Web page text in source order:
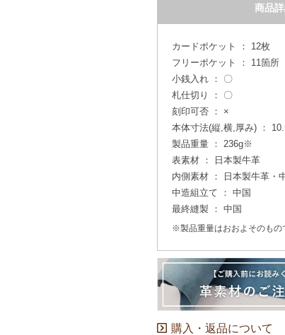
商品
カードポケット ： 12枚
フリーポケット ： 11箇所
小銭入れ ： 〇
札仕切り ： 〇
刻印可否 ： ×
本体寸法(縦,横,厚み) ：
製品重量 ： 236g※
表素材 ： 日本製牛革
内側素材 ： 日本製牛革・
中造組立て ： 中国
最終縫製 ： 中国
※製品重量はおおよそのもの
購入・返品について